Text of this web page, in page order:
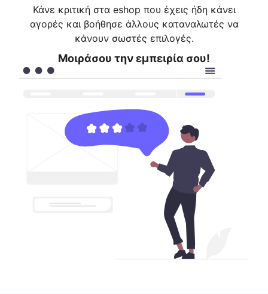
Κάνε κριτική στα eshop που έχεις ήδη κάνει
αγορές και βοήθησε άλλους καταναλωτές να
κάνουν σωστές επιλογές.
Μοιράσου την εμπειρία σου!